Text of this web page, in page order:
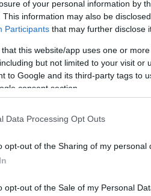
of your personal information by
This information may also be
Participants that may further disclose
that this website/app uses one or
but not limited to your visit or
to Google and its third-party tags to
consent section.
Data Processing Opt Outs
opt-out of the Sharing of my personal
opt-out of the Sale of my Personal
che vanno dalle sfilate di
Che si tratti di
nella cultura locale, ci